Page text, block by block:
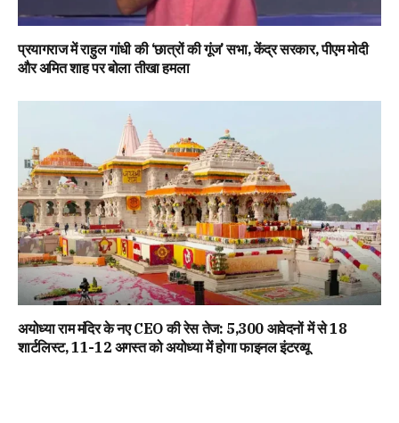
प्रयागराज में राहुल गांधी की ‘छात्रों की गूंज’ सभा, केंद्र सरकार, पीएम मोदी
और अमित शाह पर बोला तीखा हमला
अयोध्या राम मंदिर के नए CEO की रेस तेज: 5,300 आवेदनों में से 18
शार्टलिस्ट, 11-12 अगस्त को अयोध्या में होगा फाइनल इंटरव्यू